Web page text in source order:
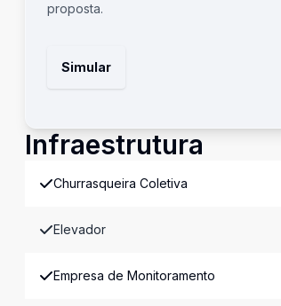
proposta.
Simular
Infraestrutura
Churrasqueira Coletiva
Elevador
Empresa de Monitoramento